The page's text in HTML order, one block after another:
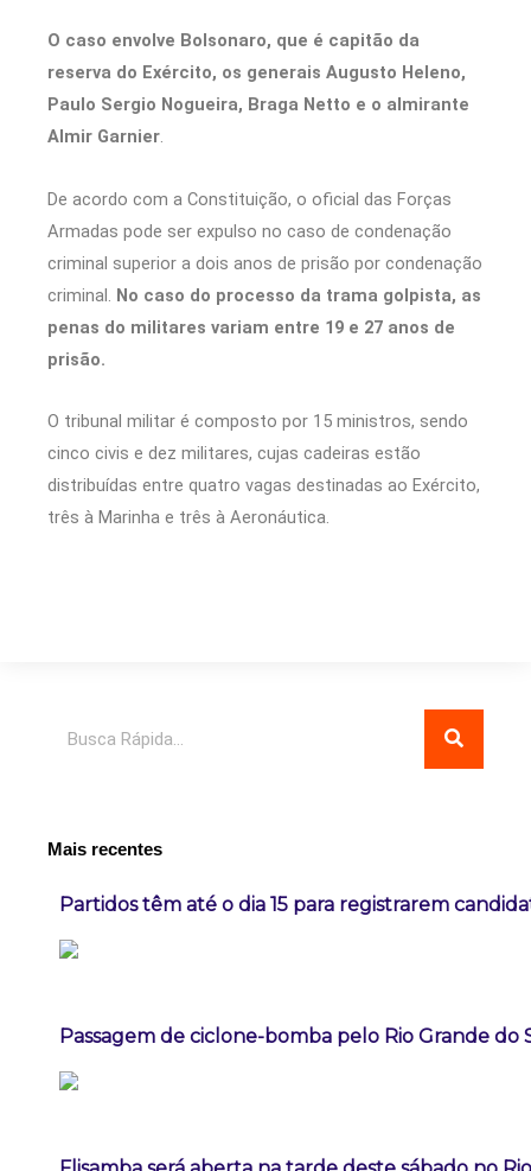
O caso envolve Bolsonaro, que é capitão da
reserva do Exército, os generais Augusto Heleno,
Paulo Sergio Nogueira, Braga Netto e o almirante
Almir Garnier.
De acordo com a Constituição, o oficial das Forças
Armadas pode ser expulso no caso de condenação
criminal superior a dois anos de prisão por condenação
criminal. No caso do processo da trama golpista, as
penas do militares variam entre 19 e 27 anos de
prisão.
O tribunal militar é composto por 15 ministros, sendo
cinco civis e dez militares, cujas cadeiras estão
distribuídas entre quatro vagas destinadas ao Exército,
três à Marinha e três à Aeronáutica.
Mais recentes
Partidos têm até o dia 15 para registrarem
Passagem de ciclone-bomba pelo Rio Grande